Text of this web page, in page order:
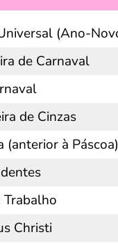
(Ano-
de Carnaval
de Cinzas
(anterior à Páscoa)
Trabalho
Christi